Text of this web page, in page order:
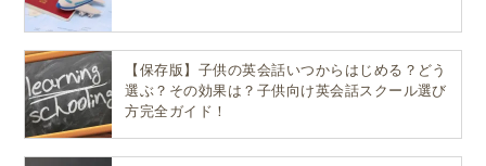
▲“Hairy Maclary”の公式サイト
には無料の試し読みコーナーが
【保存版】子供の英会話いつからはじめる？どう
選ぶ？その効果は？子供向け英会話スクール選び
方完全ガイド！